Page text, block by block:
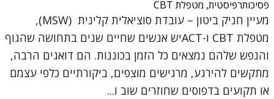
פסיכותרפיסטית, מטפלת CBT
מעיין חניק ביטון – עובדת סוציאלית קלינית (MSW),
מטפלת CBT ו-ACTיש אנשים שחיים שנים בתחושה שהגוף
והנפש שלהם נמצאים כל הזמן בכוננות. הם דואגים הרבה,
מתקשים להירגע, מרגישים מוצפים, ביקורתיים כלפי עצמם
או תקועים בדפוסים שחוזרים שוב ו...